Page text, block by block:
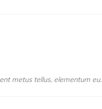
metus tellus, elementum eu.